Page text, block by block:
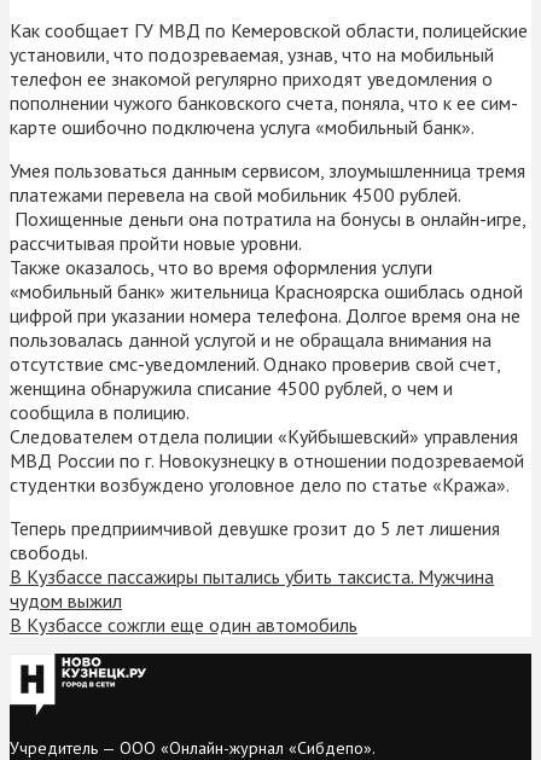
Как сообщает ГУ МВД по Кемеровской области, полицейские
установили, что подозреваемая, узнав, что на мобильный
телефон ее знакомой регулярно приходят уведомления о
пополнении чужого банковского счета, поняла, что к ее сим-
карте ошибочно подключена услуга «мобильный банк».
Умея пользоваться данным сервисом, злоумышленница тремя
платежами перевела на свой мобильник 4500 рублей.
Похищенные деньги она потратила на бонусы в онлайн-игре,
рассчитывая пройти новые уровни.
Также оказалось, что во время оформления услуги
«мобильный банк» жительница Красноярска ошиблась одной
цифрой при указании номера телефона. Долгое время она не
пользовалась данной услугой и не обращала внимания на
отсутствие смс-уведомлений. Однако проверив свой счет,
женщина обнаружила списание 4500 рублей, о чем и
сообщила в полицию.
Следователем отдела полиции «Куйбышевский» управления
МВД России по г. Новокузнецку в отношении подозреваемой
студентки возбуждено уголовное дело по статье «Кража».
Теперь предприимчивой девушке грозит до 5 лет лишения
свободы.
В Кузбассе пассажиры пытались убить таксиста. Мужчина
чудом выжил
В Кузбассе сожгли еще один автомобиль
Учредитель — ООО «Онлайн-журнал «Сибдепо».